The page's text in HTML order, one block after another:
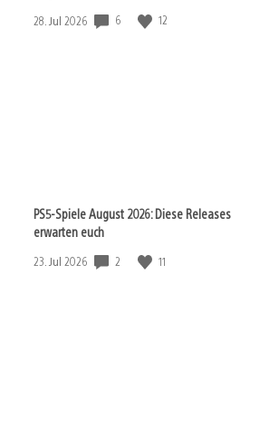
Veröffentlichungsdatum:
28. Jul 2026 6 12
PS5-Spiele August 2026: Diese Releases
erwarten euch
Veröffentlichungsdatum:
23. Jul 2026 2 11